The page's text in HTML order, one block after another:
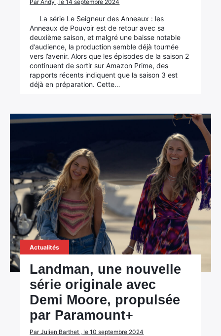
Par Andy , le 14 septembre 2024
La série Le Seigneur des Anneaux : les
Anneaux de Pouvoir est de retour avec sa
deuxième saison, et malgré une baisse notable
d’audience, la production semble déjà tournée
vers l’avenir. Alors que les épisodes de la saison 2
continuent de sortir sur Amazon Prime, des
rapports récents indiquent que la saison 3 est
déjà en préparation. Cette…
Actualités
Landman, une nouvelle
série originale avec
Demi Moore, propulsée
par Paramount+
Par Julien Barthet , le 10 septembre 2024